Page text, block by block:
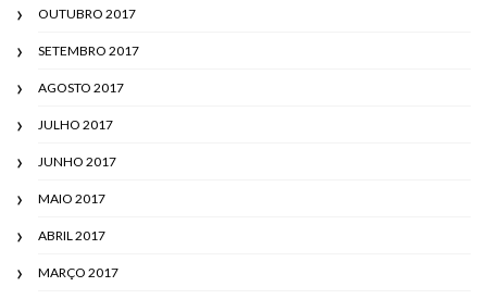
OUTUBRO 2017
SETEMBRO 2017
AGOSTO 2017
JULHO 2017
JUNHO 2017
MAIO 2017
ABRIL 2017
MARÇO 2017